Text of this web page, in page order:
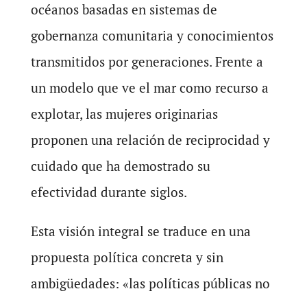
océanos basadas en sistemas de
gobernanza comunitaria y conocimientos
transmitidos por generaciones. Frente a
un modelo que ve el mar como recurso a
explotar, las mujeres originarias
proponen una relación de reciprocidad y
cuidado que ha demostrado su
efectividad durante siglos.
Esta visión integral se traduce en una
propuesta política concreta y sin
ambigüedades: «las políticas públicas no